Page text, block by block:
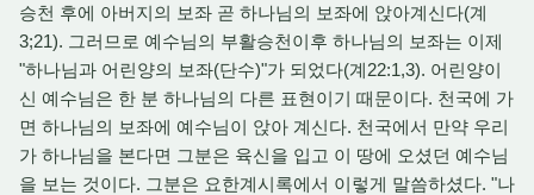
승천 후에 아버지의 보좌 곧 하나님의 보좌에 앉아계신다(계
3;21). 그러므로 예수님의 부활승천이후 하나님의 보좌는 이제
"하나님과 어린양의 보좌(단수)"가 되었다(계22:1,3). 어린양이
신 예수님은 한 분 하나님의 다른 표현이기 때문이다. 천국에 가
면 하나님의 보좌에 예수님이 앉아 계신다. 천국에서 만약 우리
가 하나님을 본다면 그분은 육신을 입고 이 땅에 오셨던 예수님
을 보는 것이다. 그분은 요한계시록에서 이렇게 말씀하셨다. "나